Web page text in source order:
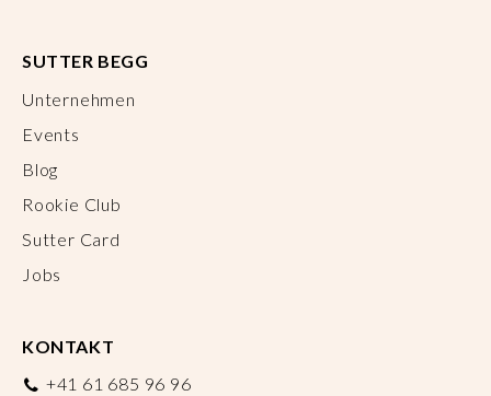
SUTTER BEGG
Unternehmen
Events
Blog
Rookie Club
Sutter Card
Jobs
KONTAKT
+41 61 685 96 96